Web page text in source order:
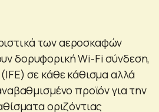
των αεροσκαφών
δορυφορική Wi-Fi σύνδεση,
σε κάθε κάθισμα αλλά
προϊόν για την
οριζόντιας